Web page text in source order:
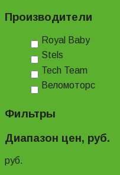
Производители
Royal Baby
Stels
Tech Team
Веломоторс
Фильтры
Диапазон цен, руб.
руб.